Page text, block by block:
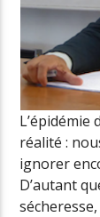
L’épidémie
réalité :
ignorer
D’autant